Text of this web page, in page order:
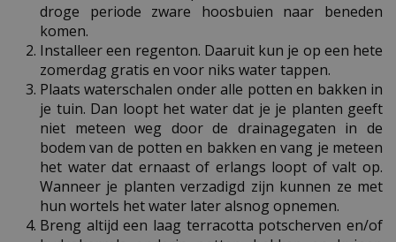
droge periode zware hoosbuien naar beneden
komen.
Installeer een regenton. Daaruit kun je op een hete
zomerdag gratis en voor niks water tappen.
Plaats waterschalen onder alle potten en bakken in
je tuin. Dan loopt het water dat je je planten geeft
niet meteen weg door de drainagegaten in de
bodem van de potten en bakken en vang je meteen
het water dat ernaast of erlangs loopt of valt op.
Wanneer je planten verzadigd zijn kunnen ze met
hun wortels het water later alsnog opnemen.
Breng altijd een laag terracotta potscherven en/of